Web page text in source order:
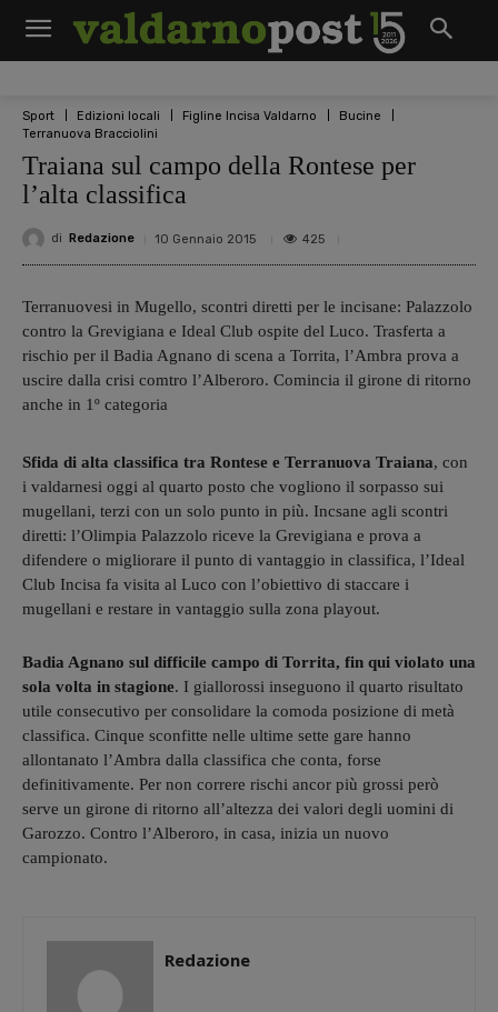
Sport Edizioni locali Figline Incisa Valdarno
Bucine
Terranuova Bracciolini
Traiana sul campo della Rontese per
l’alta classifica
di Redazione 10 Gennaio 2015 425
Terranuovesi in Mugello, scontri diretti per le incisane: Palazzolo
contro la Grevigiana e Ideal Club ospite del Luco. Trasferta a
rischio per il Badia Agnano di scena a Torrita, l’Ambra prova a
uscire dalla crisi comtro l’Alberoro. Comincia il girone di ritorno
anche in 1º categoria
Sfida di alta classifica tra Rontese e Terranuova Traiana, con
i valdarnesi oggi al quarto posto che vogliono il sorpasso sui
mugellani, terzi con un solo punto in più. Incsane agli scontri
diretti: l’Olimpia Palazzolo riceve la Grevigiana e prova a
difendere o migliorare il punto di vantaggio in classifica, l’Ideal
Club Incisa fa visita al Luco con l’obiettivo di staccare i
mugellani e restare in vantaggio sulla zona playout.
Badia Agnano sul difficile campo di Torrita, fin qui violato una
sola volta in stagione. I giallorossi inseguono il quarto risultato
utile consecutivo per consolidare la comoda posizione di metà
classifica. Cinque sconfitte nelle ultime sette gare hanno
allontanato l’Ambra dalla classifica che conta, forse
definitivamente. Per non correre rischi ancor più grossi però
serve un girone di ritorno all’altezza dei valori degli uomini di
Garozzo. Contro l’Alberoro, in casa, inizia un nuovo
campionato.
Redazione